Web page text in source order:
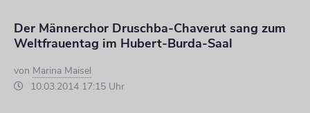
Der Männerchor Druschba-Chaverut sang zum
Weltfrauentag im Hubert-Burda-Saal
von Marina Maisel
10.03.2014 17:15 Uhr